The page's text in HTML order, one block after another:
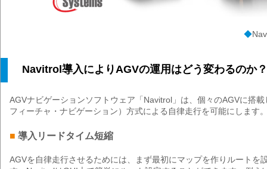
◆
Navitrol導入によりAGVの運用はどう変わるのか？
AGVナビゲーションソフトウェア「Navitrol」は、個々のAGVに搭
フィーチャ・ナビゲーション）方式による自律走行を可能にします
■ 導入リードタイム短縮
AGVを自律走行させるためには、まず最初にマップを作りルートを